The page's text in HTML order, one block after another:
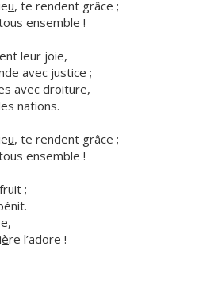
u, te rendent grâce ;
ensemble !
leur joie,
avec justice ;
avec droiture,
nations.
u, te rendent grâce ;
ensemble !
;
ère l’adore !